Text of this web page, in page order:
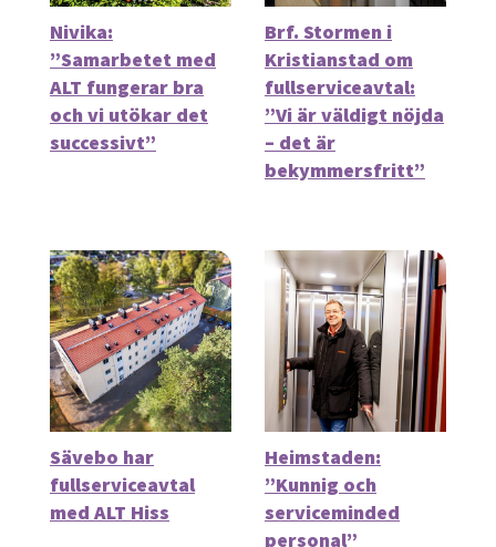
Nivika:
”Samarbetet med
ALT fungerar bra
och vi utökar det
successivt”
Brf. Stormen i
Kristianstad om
fullserviceavtal:
”Vi är väldigt nöjda
– det är
bekymmersfritt”
Sävebo har
fullserviceavtal
med ALT Hiss
Heimstaden:
”Kunnig och
serviceminded
personal”